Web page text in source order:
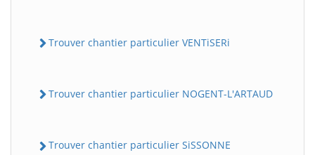
Trouver chantier particulier VENTiSERi
Trouver chantier particulier NOGENT-L'ARTAUD
Trouver chantier particulier SiSSONNE